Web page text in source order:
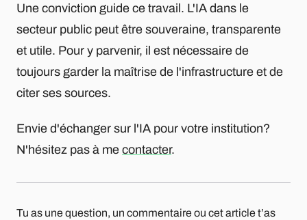
Une conviction guide ce travail. L'IA dans le
secteur public peut être souveraine, transparente
et utile. Pour y parvenir, il est nécessaire de
toujours garder la maîtrise de l'infrastructure et de
citer ses sources.
Envie d'échanger sur l'IA pour votre institution?
N'hésitez pas à me contacter.
Tu as une question, un commentaire ou cet article t’as